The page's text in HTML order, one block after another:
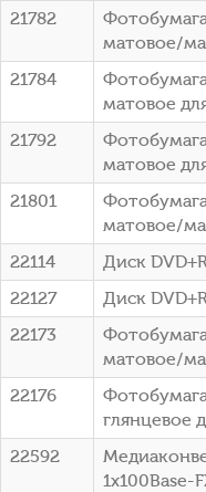
21782
матовое/
21784
матовое
21792
матовое
21801
матовое/
22114
Диск
22127
Диск
22173
матовое/
22176
глянцевое
22592
1x100Base-